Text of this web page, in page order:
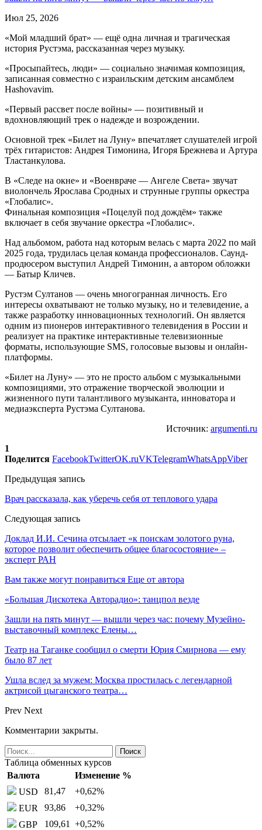
Июл 25, 2026
«Мой младший брат» — ещё одна личная и трагическая
история Рустэма, рассказанная через музыку.
«Просыпайтесь, люди» — социально значимая композиция,
записанная совместно с израильским детским ансамблем
Hashovavim.
«Первый рассвет после войны» — позитивный и
вдохновляющий трек о надежде и возрождении.
Основной трек «Билет на Луну» впечатляет слушателей игрой
трёх гитаристов: Андрея Тимонина, Игоря Брежнева и Артура
Тластанкулова.
В «Следе на окне» и «Военвраче — Ангеле Света» звучат
виолончель Ярослава Сродных и струнные группы оркестра
«Глобалис».
Финальная композиция «Поцелуй под дождём» также
включает в себя звучание оркестра «Глобалис».
Над альбомом, работа над которым велась с марта 2022 по май
2025 года, трудилась целая команда профессионалов. Саунд-
продюсером выступил Андрей Тимонин, а автором обложки
— Батыр Кличев.
Рустэм Султанов — очень многогранная личность. Его
интересы охватывают не только музыку, но и телевидение, а
также разработку инновационных технологий. Он является
одним из пионеров интерактивного телевидения в России и
реализует на практике интерактивные телевизионные
форматы, использующие SMS, голосовые вызовы и онлайн-
платформы.
«Билет на Луну» — это не просто альбом с музыкальными
композициями, это отражение творческой эволюции и
жизненного пути талантливого музыканта, инноватора и
медиаэксперта Рустэма Султанова.
Источник: argumenti.ru
1
Поделится FacebookTwitterOK.ruVKTelegramWhatsAppViber
Предыдущая запись
Врач рассказала, как уберечь себя от теплового удара
Следующая запись
Доклад И.И. Сечина отсылает «к поискам золотого руна,
которое позволит обеспечить общее благосостояние» –
эксперт РАН
Вам также могут понравиться Еще от автора
«Большая Дискотека Авторадио»: танцпол везде
Зашли на пять минут — вышли через час: почему Музейно-
выставочный комплекс Елены…
Театр на Таганке сообщил о смерти Юрия Смирнова — ему
было 87 лет
Ушла вслед за мужем: Москва простилась с легендарной
актрисой цыганского театра…
Prev Next
Комментарии закрыты.
Таблица обменных курсов
Валюта
Изменение %
USD
81,47 +0,62%
EUR
93,86 +0,32%
GBP
109,61 +0,52%